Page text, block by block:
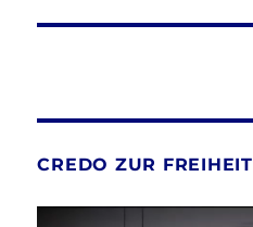
CREDO ZUR FREIHEIT